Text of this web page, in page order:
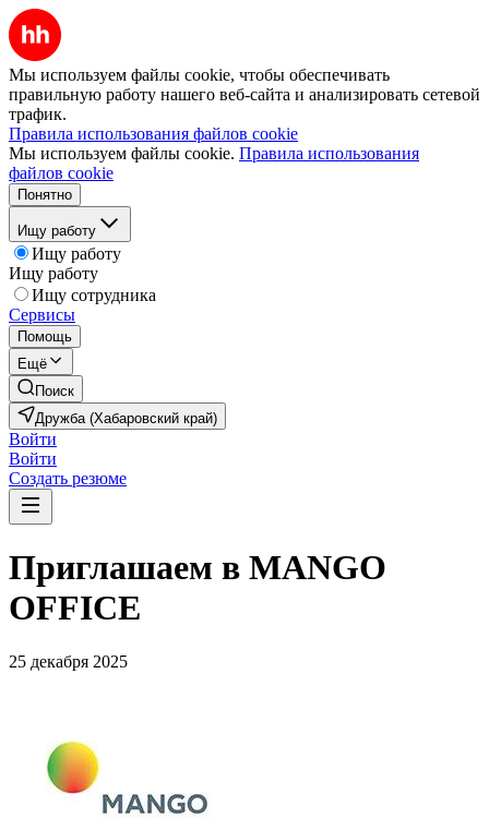
Мы используем файлы cookie, чтобы обеспечивать
правильную работу нашего веб-сайта и анализировать сетевой
трафик.
Правила использования файлов cookie
Мы используем файлы cookie. Правила использования
файлов cookie
Понятно
Ищу работу
Ищу работу
Ищу работу
Ищу сотрудника
Сервисы
Помощь
Ещё
Поиск
Дружба (Хабаровский край)
Войти
Войти
Создать резюме
Приглашаем в MANGO
OFFICE
25 декабря 2025